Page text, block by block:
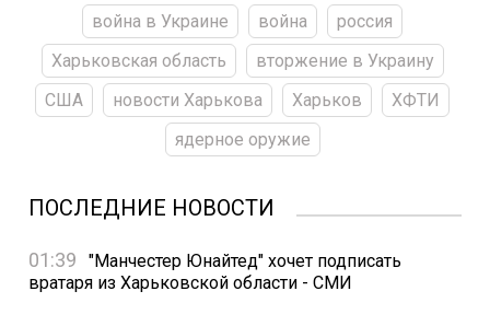
война в Украине война
россия
Харьковская область
вторжение в Украину
США
новости Харькова Харьков
ХФТИ
ядерное оружие
ПОСЛЕДНИЕ НОВОСТИ
01:39
"Манчестер Юнайтед" хочет подписать
вратаря из Харьковской области - СМИ